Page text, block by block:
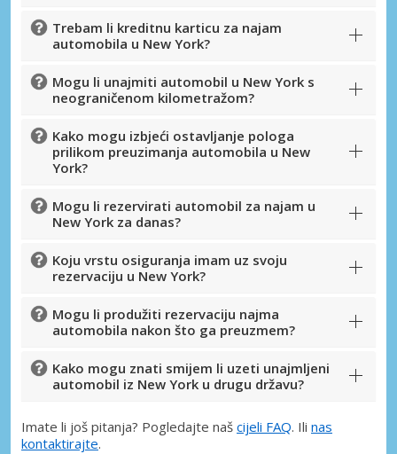
Trebam li kreditnu karticu za najam
automobila u New York?
Mogu li unajmiti automobil u New York s
neograničenom kilometražom?
Kako mogu izbjeći ostavljanje pologa
prilikom preuzimanja automobila u New
York?
Mogu li rezervirati automobil za najam u
New York za danas?
Koju vrstu osiguranja imam uz svoju
rezervaciju u New York?
Mogu li produžiti rezervaciju najma
automobila nakon što ga preuzmem?
Kako mogu znati smijem li uzeti unajmljeni
automobil iz New York u drugu državu?
Imate li još pitanja? Pogledajte naš cijeli FAQ. Ili nas
kontaktirajte.